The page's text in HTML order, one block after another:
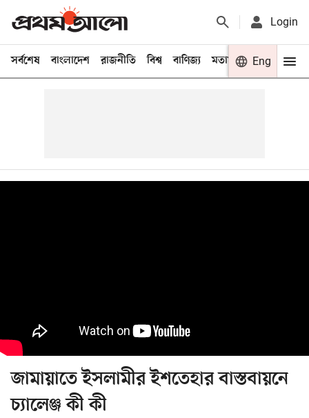
Login
সর্বশেষ বাংলাদেশ রাজনীতি বিশ্ব বাণিজ্য মতামত খেলা
Eng
জামায়াতে ইসলামীর ইশতেহার বাস্তবায়নে
চ্যালেঞ্জ কী কী